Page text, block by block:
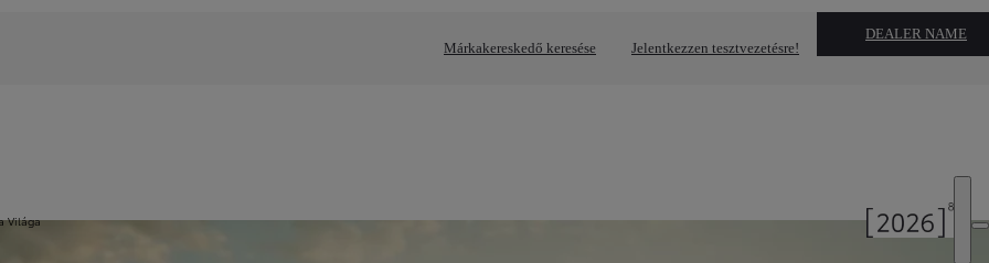
Márkakereskedő keresése Jelentkezzen tesztvezetésre!
DEALER NAME
Világa